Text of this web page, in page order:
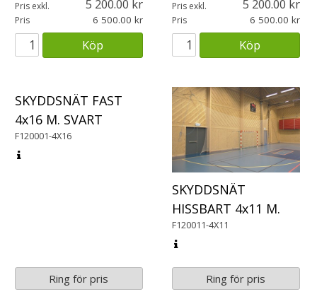
Pris exkl. 5 200.00
Pris 6 500.00
Köp
Pris exkl. 5 200.00
Pris 6 500.00
Köp
SKYDDSNÄT FAST
4x16 M. SVART
F120001-4X16
Ring för pris
SKYDDSNÄT
HISSBART 4x11 M.
F120011-4X11
Ring för pris